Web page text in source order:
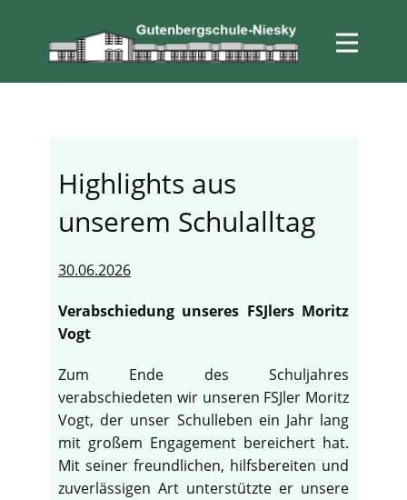
Highlights aus
unserem Schulalltag
30.06.2026
Verabschiedung unseres FSJlers Moritz
Vogt
Zum Ende des Schuljahres
verabschiedeten wir unseren FSJler Moritz
Vogt, der unser Schulleben ein Jahr lang
mit großem Engagement bereichert hat.
Mit seiner freundlichen, hilfsbereiten und
zuverlässigen Art unterstützte er unsere